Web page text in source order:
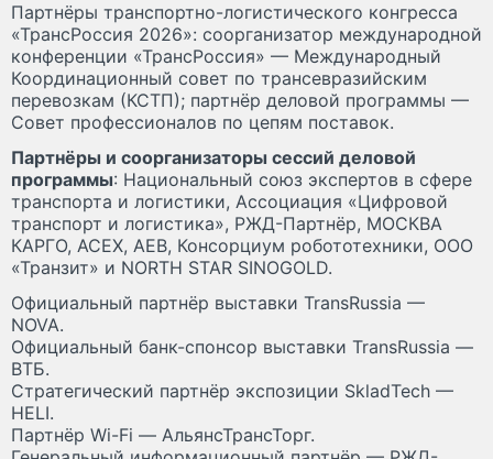
Партнёры транспортно-логистического конгресса
«ТрансРоссия 2026»: соорганизатор международной
конференции «ТрансРоссия» — Международный
Координационный совет по трансевразийским
перевозкам (КСТП); партнёр деловой программы —
Совет профессионалов по цепям поставок.
Партнёры и соорганизаторы сессий деловой
программы: Национальный союз экспертов в сфере
транспорта и логистики, Ассоциация «Цифровой
транспорт и логистика», РЖД-Партнёр, МОСКВА
КАРГО, ACEX, AEB, Консорциум робототехники, ООО
«Транзит» и NORTH STAR SINOGOLD.
Официальный партнёр выставки TransRussia —
NOVA.
Официальный банк-спонсор выставки TransRussia —
ВТБ.
Стратегический партнёр экспозиции SkladTech —
HELI.
Партнёр Wi-Fi — АльянсТрансТорг.